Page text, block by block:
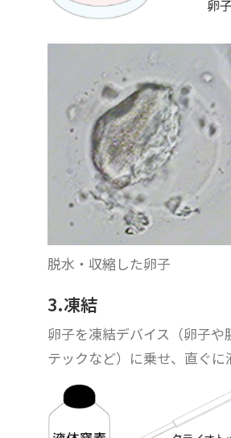
脱水・収縮した卵子
3.凍結
卵子を凍結デバイス（卵子
テックなど）に乗せ、直ぐ